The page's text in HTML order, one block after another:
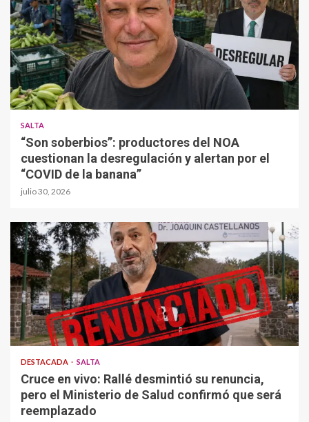
SALTA
“Son soberbios”: productores del NOA
cuestionan la desregulación y alertan por el
“COVID de la banana”
julio 30, 2026
DESTACADA SALTA
Cruce en vivo: Rallé desmintió su renuncia,
pero el Ministerio de Salud confirmó que será
reemplazado